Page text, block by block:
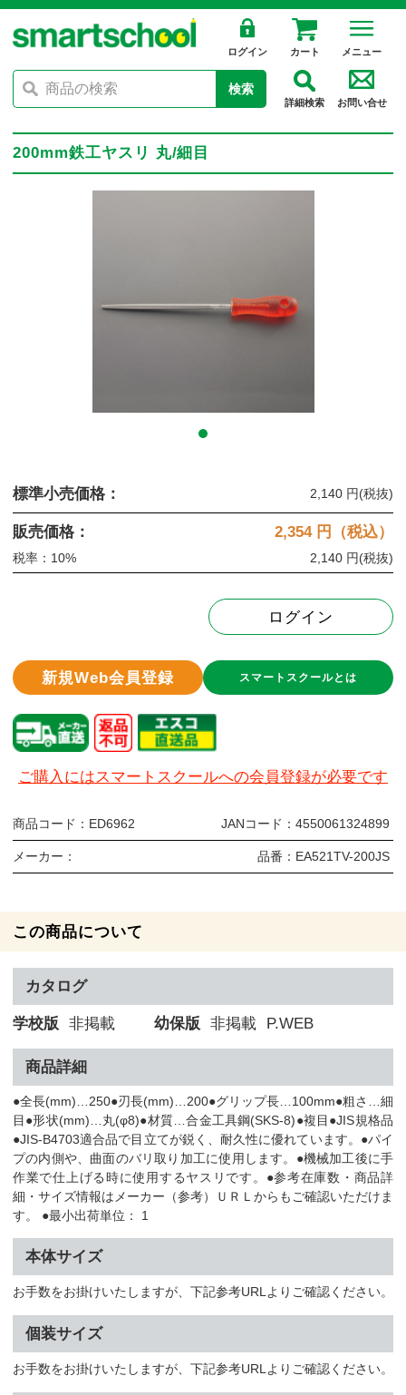
ログイン カート メニュー
検索
詳細検索 お問い合せ
200mm鉄工ヤスリ 丸/細目
標準小売価格： 2,140 円(税抜)
販売価格： 2,354 円（税込）
税率：10% 2,140 円(税抜)
ログイン
新規Web会員登録 スマートスクールとは
ご購入にはスマートスクールへの会員登録が必要です
商品コード： ED6962 JANコード： 4550061324899
メーカー： 品番： EA521TV-200JS
この商品について
カタログ
学校版 非掲載 幼保版 非掲載 P.WEB
商品詳細
●全長(mm)…250●刃長(mm)…200●グリップ長…100mm●粗さ…細
目●形状(mm)…丸(φ8)●材質…合金工具鋼(SKS-8)●複目●JIS規格品
●JIS-B4703適合品で目立てが鋭く、耐久性に優れています。●パイ
プの内側や、曲面のバリ取り加工に使用します。●機械加工後に手
作業で仕上げる時に使用するヤスリです。●参考在庫数・商品詳
細・サイズ情報はメーカー（参考）ＵＲＬからもご確認いただけま
す。 ●最小出荷単位： 1
本体サイズ
お手数をお掛けいたしますが、下記参考URLよりご確認ください。
個装サイズ
お手数をお掛けいたしますが、下記参考URLよりご確認ください。